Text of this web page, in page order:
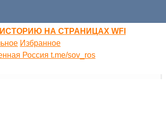
НА СТРАНИЦАХ WFI
Избранное
Россия t.me/sov_ros